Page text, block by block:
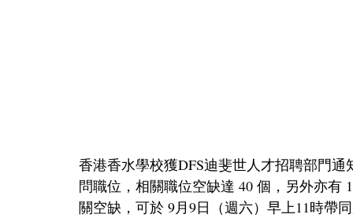
香港香水學校獲DFS迪斐世人才招聘部門
問職位，相關職位空缺達 40 個，另外亦有
關空缺，可於 9月9日（週六）早上11時帶